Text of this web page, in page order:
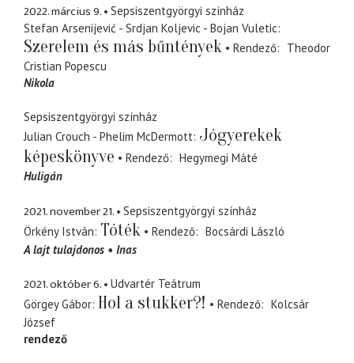
2022. március 9.
Sepsiszentgyörgyi színház
Stefan Arsenijević - Srdjan Koljevic - Bojan Vuletic
Szerelem és más bűntények Rendező
Theodor
Cristian Popescu
Nikola
Sepsiszentgyörgyi színház
Julian Crouch - Phelim McDermott Jógyerekek
képeskönyve
Rendező
Hegymegi Máté
Huligán
2021. november 21.
Sepsiszentgyörgyi színház
Örkény István Tóték Rendező
Bocsárdi László
A lajt tulajdonos
Inas
2021. október 6.
Udvartér Teátrum
Görgey Gábor Hol a stukker?! Rendező
Kolcsár
József
rendező